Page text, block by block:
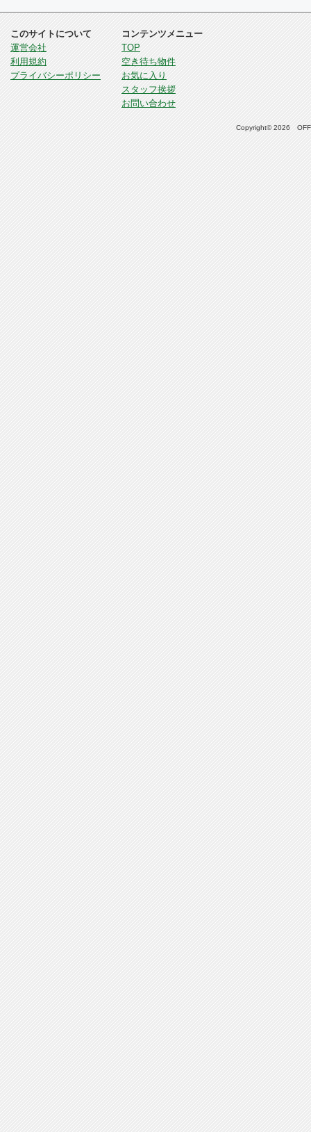
このサイトについて
運営会社
利用規約
プライバシーポリシー
コンテンツメニュー
TOP
空き待ち物件
お気に入り
スタッフ挨拶
お問い合わせ
Copyright© 2026